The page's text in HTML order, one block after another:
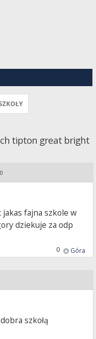
tipton great bright
fajna szkole w
dziekuje za odp
Góra
0
szkołą